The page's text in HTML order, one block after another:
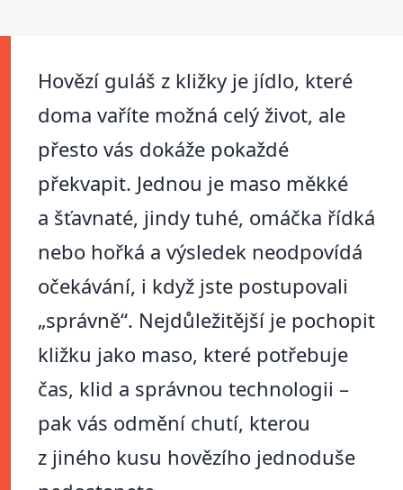
Hovězí guláš z kližky je jídlo, které
doma vaříte možná celý život, ale
přesto vás dokáže pokaždé
překvapit. Jednou je maso měkké
a šťavnaté, jindy tuhé, omáčka řídká
nebo hořká a výsledek neodpovídá
očekávání, i když jste postupovali
„správně“. Nejdůležitější je pochopit
kližku jako maso, které potřebuje
čas, klid a správnou technologii –
pak vás odmění chutí, kterou
z jiného kusu hovězího jednoduše